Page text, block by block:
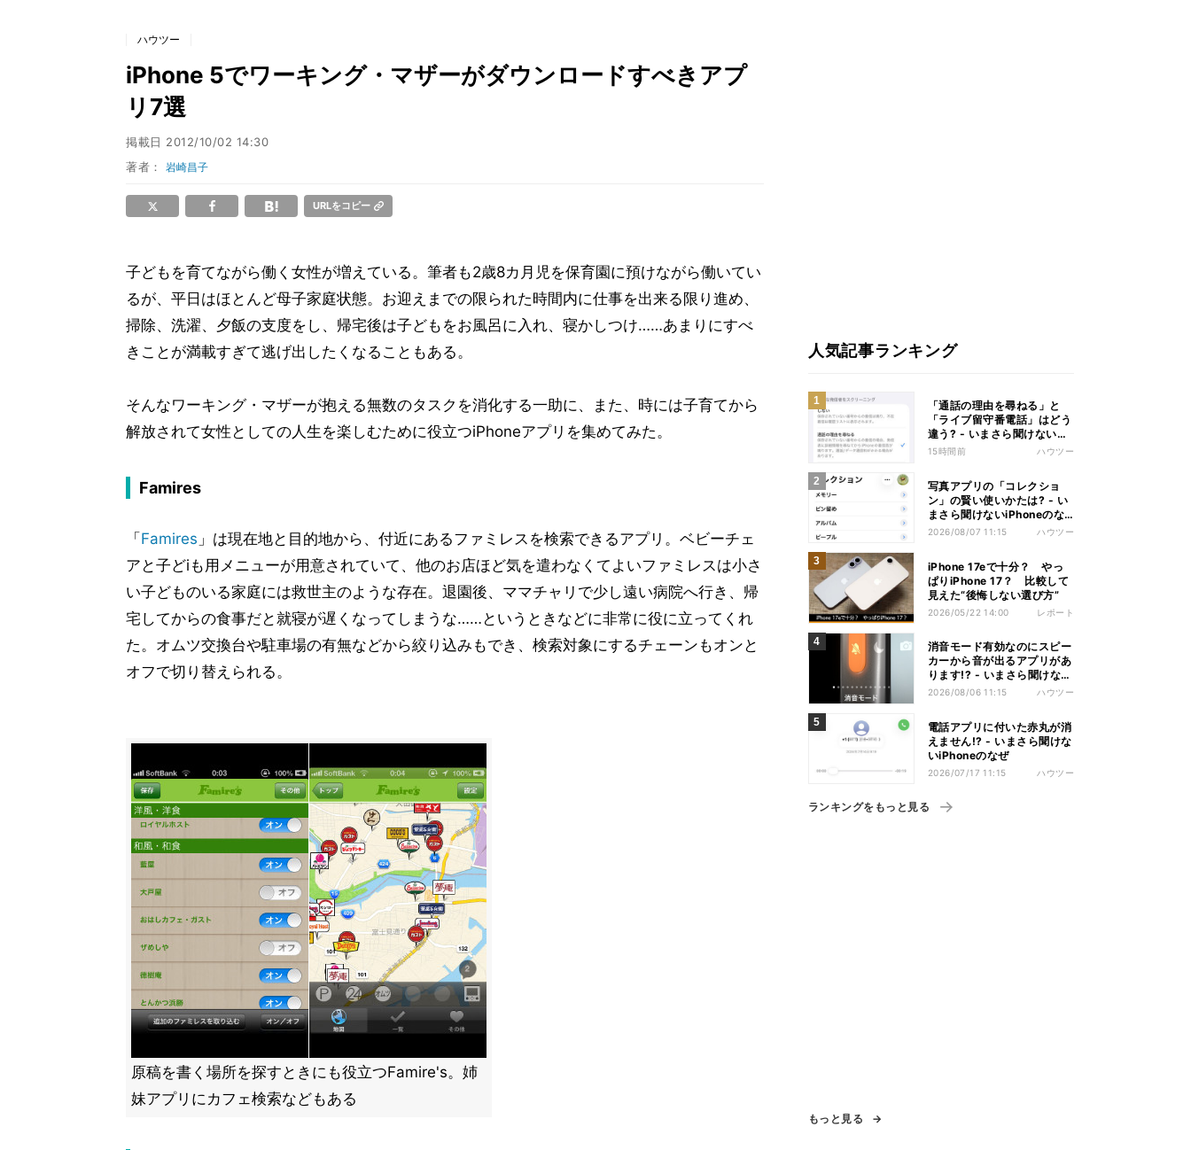
ハウツー
iPhone 5でワーキング・マザーがダウンロードすべきアプ
リ7選
掲載日 2012/10/02 14:30
著者：岩崎昌子
URLをコピー
子どもを育てながら働く女性が増えている。筆者も2歳8カ月児を保育園に預けながら働いてい
るが、平日はほとんど母子家庭状態。お迎えまでの限られた時間内に仕事を出来る限り進め、
掃除、洗濯、夕飯の支度をし、帰宅後は子どもをお風呂に入れ、寝かしつけ……あまりにすべ
きことが満載すぎて逃げ出したくなることもある。
そんなワーキング・マザーが抱える無数のタスクを消化する一助に、また、時には子育てから
解放されて女性としての人生を楽しむために役立つiPhoneアプリを集めてみた。
Famires
「 Famires 」は現在地と目的地から、付近にあるファミレスを検索できるアプリ。ベビーチェ
アと子どiも用メニューが用意されていて、他のお店ほど気を遣わなくてよいファミレスは小さ
い子どものいる家庭には救世主のような存在。退園後、ママチャリで少し遠い病院へ行き、帰
宅してからの食事だと就寝が遅くなってしまうな……というときなどに非常に役に立ってくれ
た。オムツ交換台や駐車場の有無などから絞り込みもでき、検索対象にするチェーンもオンと
オフで切り替えられる。
原稿を書く場所を探すときにも役立つFamire's。姉
妹アプリにカフェ検索などもある
人気記事ランキング
「通話の理由を尋ねる」と
「ライブ留守番電話」はどう
違う? - いまさら聞けない
iPhoneのなぜ
15時間前 ハウツー
写真アプリの「コレクショ
ン」の賢い使いかたは? - い
まさら聞けないiPhoneのな
ぜ
2026/08/07 11:15 ハウツー
iPhone 17eで十分？ やっ
ぱりiPhone 17？ 比較して
見えた“後悔しない選び方”
2026/05/22 14:00 レポート
消音モード有効なのにスピー
カーから音が出るアプリがあ
ります!? - いまさら聞けない
iPhoneのなぜ
2026/08/06 11:15 ハウツー
電話アプリに付いた赤丸が消
えません!? - いまさら聞けな
いiPhoneのなぜ
2026/07/17 11:15 ハウツー
ランキングをもっと見る
もっと見る